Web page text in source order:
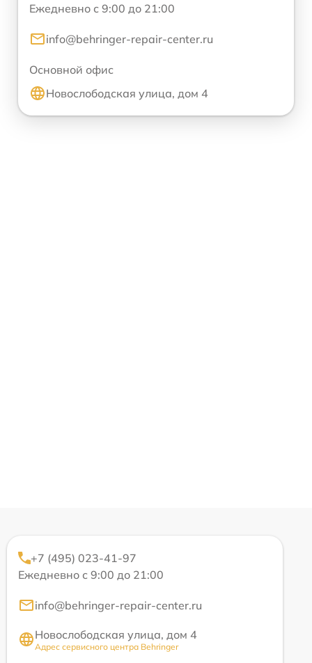
Ежедневно с 9:00 до 21:00
info@behringer-repair-center.ru
Основной офис
Новослободская улица, дом 4
+7 (495) 023-41-97
Ежедневно с 9:00 до 21:00
info@behringer-repair-center.ru
Новослободская улица, дом 4
Адрес сервисного центра Behringer